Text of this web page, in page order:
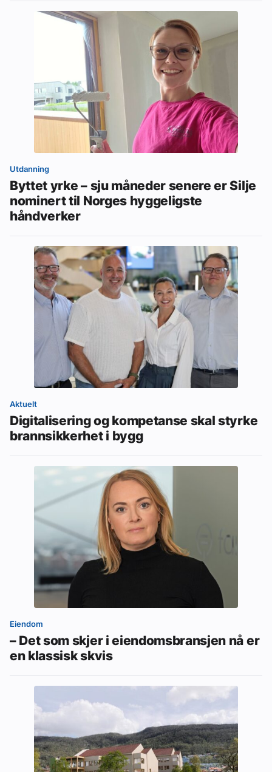
Utdanning
Byttet yrke – sju måneder senere er Silje
nominert til Norges hyggeligste
håndverker
Aktuelt
Digitalisering og kompetanse skal styrke
brannsikkerhet i bygg
Eiendom
– Det som skjer i eiendomsbransjen nå er
en klassisk skvis